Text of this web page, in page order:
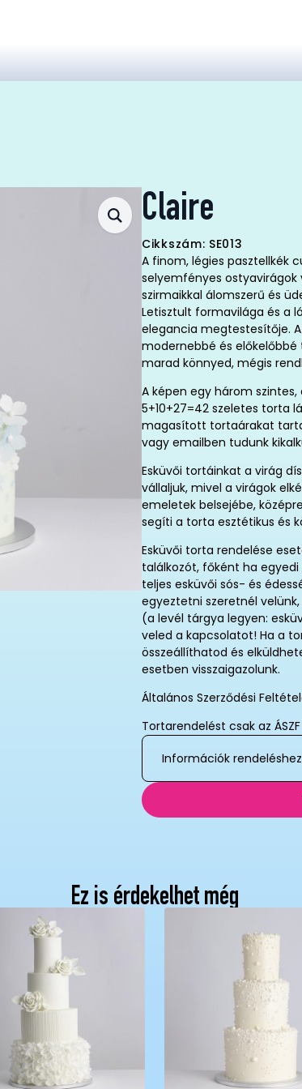
Claire
Cikkszám: SE013
A finom, légies pasztellkék
selyemfényes ostyavirágok
szirmaikkal álomszerű és
Letisztult formavilága és a
elegancia megtestesítője.
modernebbé és előkelőbbé
marad könnyed, mégis
A képen egy három
5+10+27=42 szeletes torta
magasított tortaárakat
vagy emailben tudunk
Esküvői tortáinkat a virág
vállaljuk, mivel a virágok
emeletek belsejébe,
segíti a torta esztétikus és
Esküvői torta rendelése
találkozót, főként ha
teljes esküvői sós- és
egyeztetni szeretnél
(a levél tárgya legyen:
veled a kapcsolatot! Ha a
összeállíthatod és
esetben visszaigazolunk.
Általános Szerződési
Tortarendelést csak az
Információk rendeléshez
Ez is érdekelhet még